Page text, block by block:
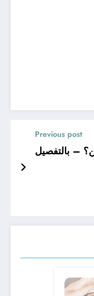
Previous post
– بالتفصيل